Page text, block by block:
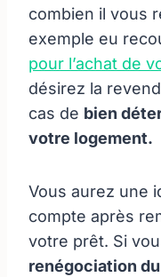
combien il vous
exemple eu
pour l’achat de
désirez la
cas de bien
votre logement.
Vous aurez une
compte après
votre prêt. Si
renégociation